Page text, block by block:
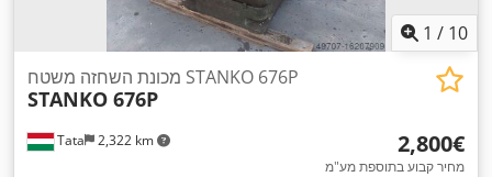
1 / 10
Tata 2,322 km
מכונת השחזה משטח STANKO 676P
STANKO 676P
‏2,800 ‏€
מחיר קבוע בתוספת מע"מ